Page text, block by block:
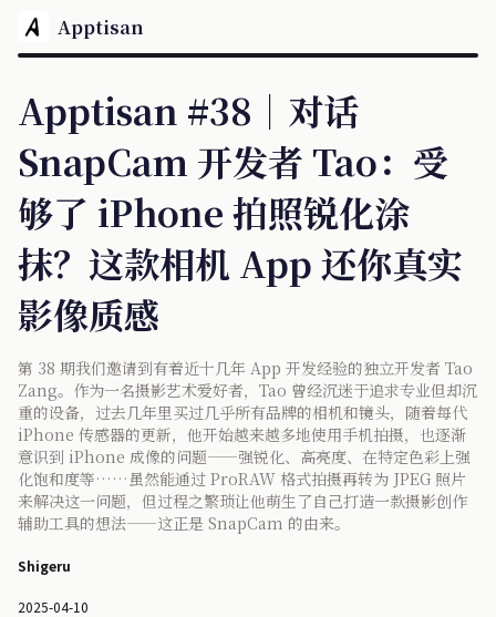
Apptisan
Apptisan #38｜对话
SnapCam 开发者 Tao：受
够了 iPhone 拍照锐化涂
抹？这款相机 App 还你真实
影像质感
第 38 期我们邀请到有着近十几年 App 开发经验的独立开发者 Tao
Zang。作为一名摄影艺术爱好者，Tao 曾经沉迷于追求专业但却沉
重的设备，过去几年里买过几乎所有品牌的相机和镜头，随着每代
iPhone 传感器的更新，他开始越来越多地使用手机拍摄，也逐渐
意识到 iPhone 成像的问题——强锐化、高亮度、在特定色彩上强
化饱和度等……虽然能通过 ProRAW 格式拍摄再转为 JPEG 照片
来解决这一问题，但过程之繁琐让他萌生了自己打造一款摄影创作
辅助工具的想法——这正是 SnapCam 的由来。
Shigeru
2025-04-10